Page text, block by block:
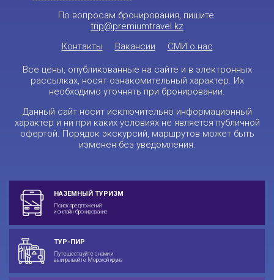
По вопросам бронирования, пишите:
trip@premiumtravel.kz
Контакты
Вакансии СМИ о нас
Все цены, опубликованные на сайте и в электронных
рассылках, носят ознакомительный характер. Их
необходимо уточнять при бронировании.
Данный сайт носит исключительно информационный
характер и ни при каких условиях не является публичной
офертой. Порядок экскурсий, маршрутов может быть
изменен без уведомления.
НАЗЕМНЫЙ ТУРИЗМ
Поиск предложений
и онлайн-бронирование
ТУР-ПИР
Путешествуйте с нами и
выигрывайте Морской круиз